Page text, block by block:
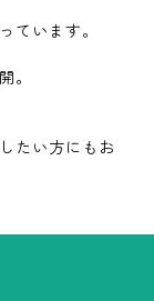
ています。
。
たい方にもお